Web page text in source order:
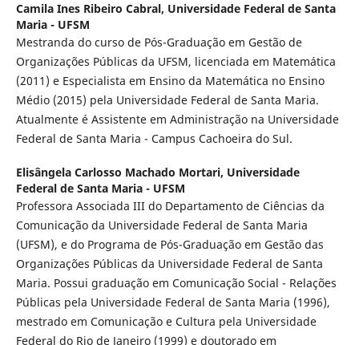
Camila Ines Ribeiro Cabral, Universidade Federal de Santa
Maria - UFSM
Mestranda do curso de Pós-Graduação em Gestão de
Organizações Públicas da UFSM, licenciada em Matemática
(2011) e Especialista em Ensino da Matemática no Ensino
Médio (2015) pela Universidade Federal de Santa Maria.
Atualmente é Assistente em Administração na Universidade
Federal de Santa Maria - Campus Cachoeira do Sul.
Elisângela Carlosso Machado Mortari, Universidade
Federal de Santa Maria - UFSM
Professora Associada III do Departamento de Ciências da
Comunicação da Universidade Federal de Santa Maria
(UFSM), e do Programa de Pós-Graduação em Gestão das
Organizações Públicas da Universidade Federal de Santa
Maria. Possui graduação em Comunicação Social - Relações
Públicas pela Universidade Federal de Santa Maria (1996),
mestrado em Comunicação e Cultura pela Universidade
Federal do Rio de Janeiro (1999) e doutorado em